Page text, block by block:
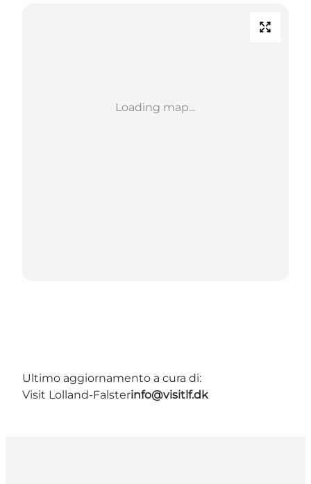
Loading map...
Ultimo aggiornamento a cura di:
Visit Lolland-Falsterinfo@visitlf.dk